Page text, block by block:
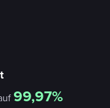
99,97%